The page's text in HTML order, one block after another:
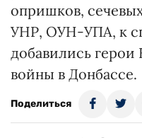
опришков,
УНР, ОУН-УПА, к
добавились
войны в Донбассе.
Поделиться